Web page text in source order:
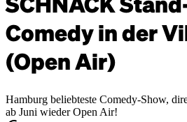
SCHNACK
Comedy in der
(Open Air)
Hamburg beliebteste Comedy-Show,
ab Juni wieder Open Air!